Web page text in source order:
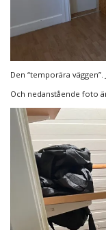
Den “temporära väggen”.
Och nedanstående foto